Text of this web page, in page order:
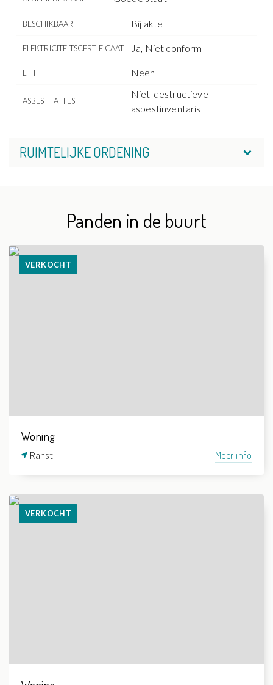
BESCHIKBAAR Bij akte
ELEKTRICITEITSCERTIFICAAT Ja, Niet conform
LIFT Neen
ASBEST - ATTEST
Niet-destructieve
asbestinventaris
RUIMTELIJKE ORDENING
Panden in de buurt
VERKOCHT
Woning
Ranst Meer info
VERKOCHT